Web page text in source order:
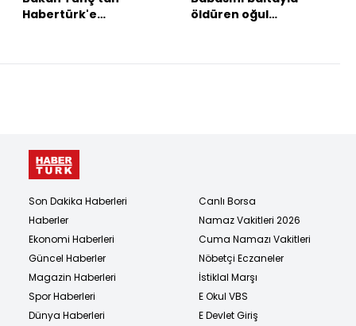
Habertürk'e
öldüren oğul
Son Dakika Haberleri
Haberler
Ekonomi Haberleri
Güncel Haberler
Magazin Haberleri
Spor Haberleri
Dünya Haberleri
Canlı Borsa
Namaz Vakitleri 2026
Cuma Namazı Vakitleri
Nöbetçi Eczaneler
İstiklal Marşı
E Okul VBS
E Devlet Giriş